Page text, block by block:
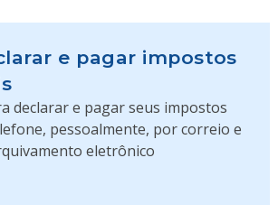
e pagar impostos
declarar e pagar seus impostos
pessoalmente, por correio e
eletrônico